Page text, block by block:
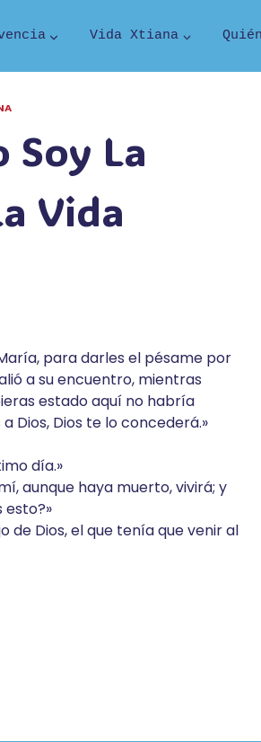
Vida Xtiana
Soy La
Vida
para darles el pésame por
a su encuentro, mientras
estado aquí no habría
Dios, Dios te lo concederá.»
día.»
aunque haya muerto, vivirá; y
esto?»
de Dios, el que tenía que venir al